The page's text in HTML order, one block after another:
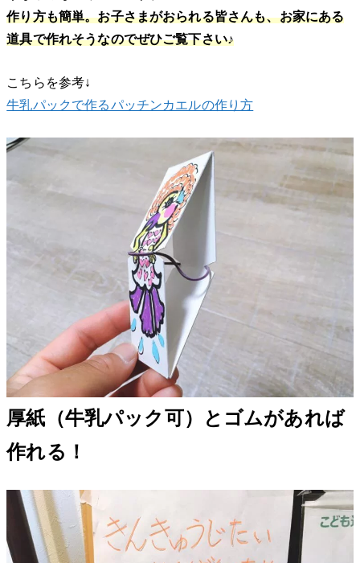
作り方も簡単。お子さまがおられる皆さんも、お家にある
道具で作れそうなのでぜひご覧下さい♪
こちらを参考↓
牛乳パックで作るパッチンカエルの作り方
厚紙（牛乳パック可）とゴムがあれば
作れる！